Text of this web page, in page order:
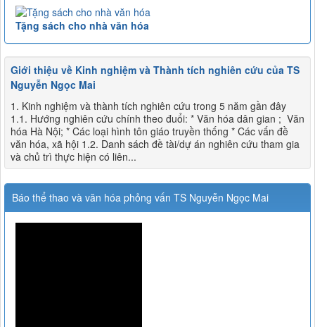
Tặng sách cho nhà văn hóa
Giới thiệu về Kinh nghiệm và Thành tích nghiên cứu của TS
Nguyễn Ngọc Mai
1. Kinh nghiệm và thành tích nghiên cứu trong 5 năm gần đây
1.1. Hướng nghiên cứu chính theo đuổi: * Văn hóa dân gian ; Văn
hóa Hà Nội; * Các loại hình tôn giáo truyền thống * Các vấn đề
văn hóa, xã hội 1.2. Danh sách đề tài/dự án nghiên cứu tham gia
và chủ trì thực hiện có liên...
Báo thể thao và văn hóa phỏng vấn TS Nguyễn Ngọc Mai